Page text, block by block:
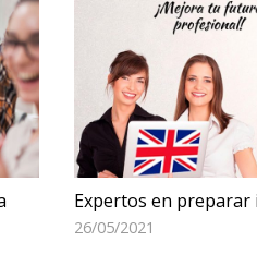
Expertos en preparar
26/05/2021